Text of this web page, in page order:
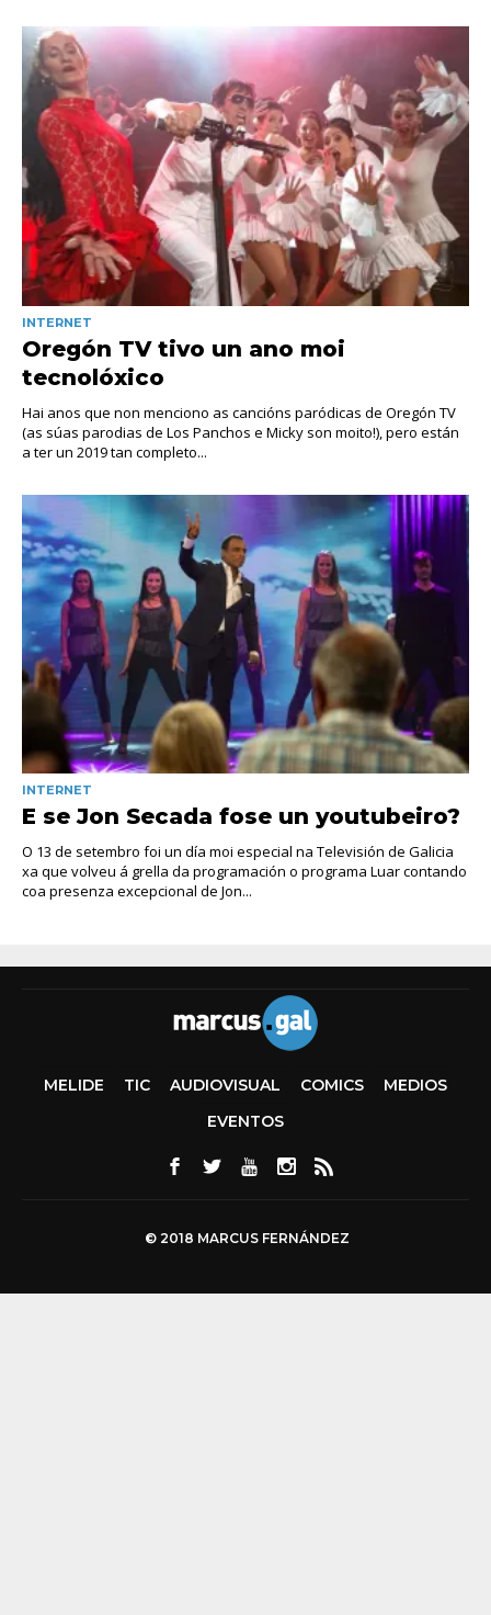
INTERNET
Oregón TV tivo un ano moi
tecnolóxico
Hai anos que non menciono as cancións paródicas de Oregón TV
(as súas parodias de Los Panchos e Micky son moito!), pero están
a ter un 2019 tan completo...
INTERNET
E se Jon Secada fose un youtubeiro?
O 13 de setembro foi un día moi especial na Televisión de Galicia
xa que volveu á grella da programación o programa Luar contando
coa presenza excepcional de Jon...
MELIDE TIC AUDIOVISUAL COMICS
MEDIOS
EVENTOS
© 2018 MARCUS FERNÁNDEZ